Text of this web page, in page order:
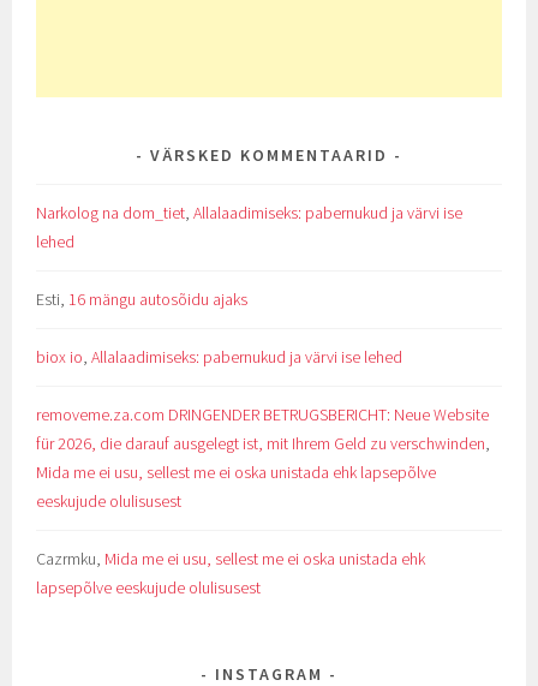
VÄRSKED KOMMENTAARID
Narkolog na dom_tiet,Allalaadimiseks: pabernukud ja värvi ise
lehed
Esti, 16 mängu autosõidu ajaks
biox io,Allalaadimiseks: pabernukud ja värvi ise lehed
removeme.za.com DRINGENDER BETRUGSBERICHT: Neue Website
für 2026, die darauf ausgelegt ist, mit Ihrem Geld zu verschwinden,
Mida me ei usu, sellest me ei oska unistada ehk lapsepõlve
eeskujude olulisusest
Cazrmku, Mida me ei usu, sellest me ei oska unistada ehk
lapsepõlve eeskujude olulisusest
INSTAGRAM